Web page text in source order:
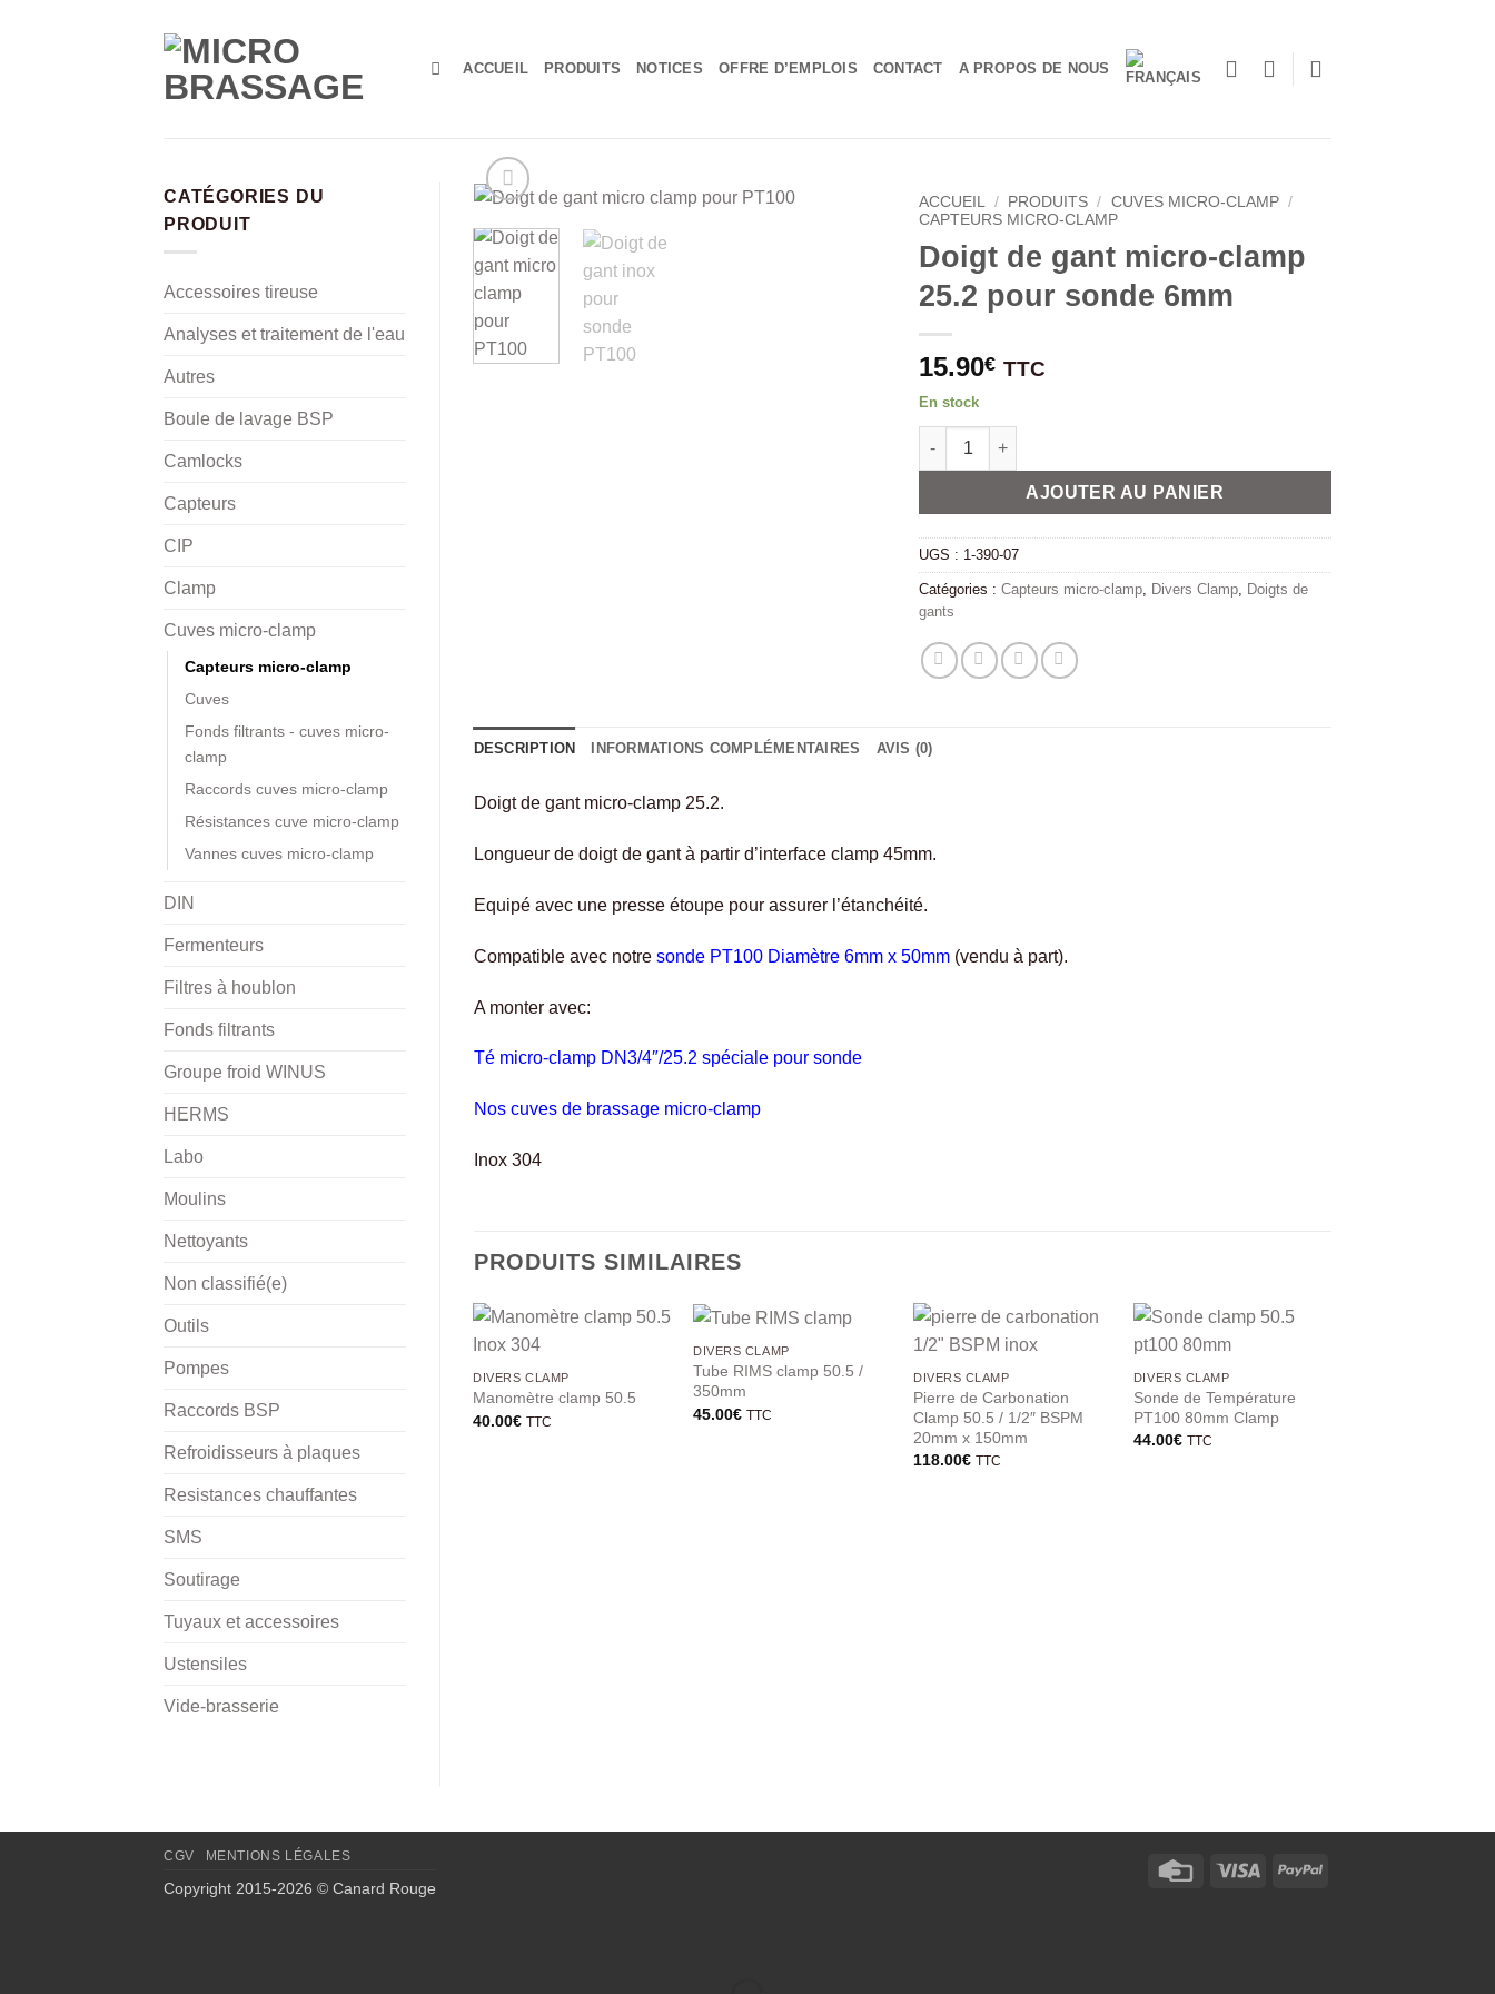
ACCUEIL PRODUITS NOTICES OFFRE D’EMPLOIS CONTACT A PROPOS DE NOUS
CATÉGORIES DU
PRODUIT
Accessoires tireuse
Analyses et traitement de l'eau
Autres
Boule de lavage BSP
Camlocks
Capteurs
CIP
Clamp
Cuves micro-clamp
Capteurs micro-clamp
Cuves
Fonds filtrants - cuves micro-
clamp
Raccords cuves micro-clamp
Résistances cuve micro-clamp
Vannes cuves micro-clamp
DIN
Fermenteurs
Filtres à houblon
Fonds filtrants
Groupe froid WINUS
HERMS
Labo
Moulins
Nettoyants
Non classifié(e)
Outils
Pompes
Raccords BSP
Refroidisseurs à plaques
Resistances chauffantes
SMS
Soutirage
Tuyaux et accessoires
Ustensiles
Vide-brasserie
ACCUEIL / PRODUITS / CUVES MICRO-CLAMP /
CAPTEURS MICRO-CLAMP
Doigt de gant micro-clamp
25.2 pour sonde 6mm
15.90€ TTC
En stock
quantité de Doigt de gant micro-clamp 25.2 pour sonde 6mm
AJOUTER AU PANIER
UGS : 1-390-07
Catégories :Capteurs micro-clamp Divers Clamp Doigts de
gants
DESCRIPTION INFORMATIONS COMPLÉMENTAIRES AVIS (0)
Doigt de gant micro-clamp 25.2.
Longueur de doigt de gant à partir d’interface clamp 45mm.
Equipé avec une presse étoupe pour assurer l’étanchéité.
Compatible avec notre sonde PT100 Diamètre 6mm x 50mm (vendu à part).
A monter avec:
Té micro-clamp DN3/4″/25.2 spéciale pour sonde
Nos cuves de brassage micro-clamp
Inox 304
PRODUITS SIMILAIRES
DIVERS CLAMP
Manomètre clamp 50.5
40.00€ TTC
DIVERS CLAMP
Tube RIMS clamp 50.5 /
350mm
45.00€ TTC
DIVERS CLAMP
Pierre de Carbonation
Clamp 50.5 / 1/2″ BSPM
20mm x 150mm
118.00€ TTC
DIVERS CLAMP
Sonde de Température
PT100 80mm Clamp
44.00€ TTC
Credit
Visa PayPal
CGV MENTIONS LÉGALES
Copyright 2015-2026 © Canard Rouge